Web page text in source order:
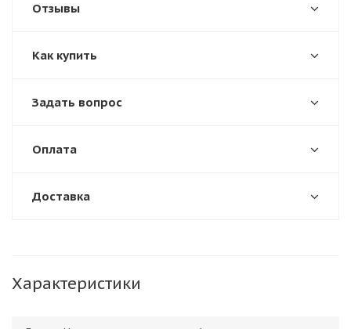
Отзывы
Как купить
Задать вопрос
Оплата
Доставка
Характеристики